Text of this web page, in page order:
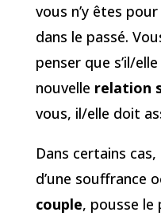
vous n’y êtes
dans le passé.
penser que s’il/
nouvelle relation
vous, il/elle doit
Dans certains
d’une souffrance
couple, pousse